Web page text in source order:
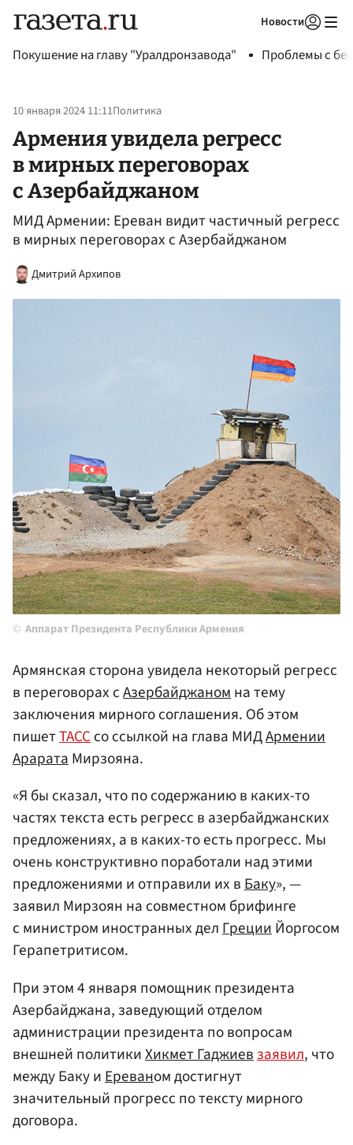
Новости
Покушение на главу "Уралдронзавода" Проблемы с
10 января 2024 11:11Политика
Армения увидела регресс
в мирных переговорах
с Азербайджаном
МИД Армении: Ереван видит частичный регресс
в мирных переговорах с Азербайджаном
Дмитрий Архипов
Аппарат Президента Республики Армения
Армянская сторона увидела некоторый регресс
в переговорах сАзербайджаномна тему
заключения мирного соглашения. Об этом
пишетТАССсо ссылкой на глава МИДАрмении
АраратаМирзояна.
«Я бы сказал, что по содержанию в каких-то
частях текста есть регресс в азербайджанских
предложениях, а в каких-то есть прогресс. Мы
очень конструктивно поработали над этими
предложениями и отправили их вБаку», —
заявил Мирзоян на совместном брифинге
с министром иностранных делГрецииЙоргосом
Герапетритисом.
При этом 4 января помощник президента
Азербайджана, заведующий отделом
администрации президента по вопросам
внешней политикиХикмет Гаджиев заявил, что
между Баку и Ереваном достигнут
значительный прогресс по тексту мирного
договора.